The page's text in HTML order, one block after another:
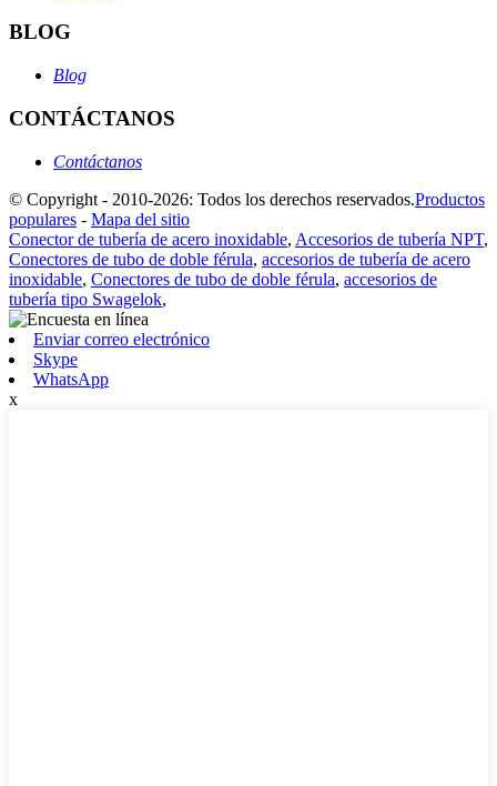
BLOG
Blog
CONTÁCTANOS
Contáctanos
© Copyright - 2010-2026: Todos los derechos reservados.Productos
populares - Mapa del sitio
Conector de tubería de acero inoxidable, Accesorios de tubería NPT,
Conectores de tubo de doble férula, accesorios de tubería de acero
inoxidable, Conectores de tubo de doble férula, accesorios de
tubería tipo Swagelok,
Enviar correo electrónico
Skype
WhatsApp
x